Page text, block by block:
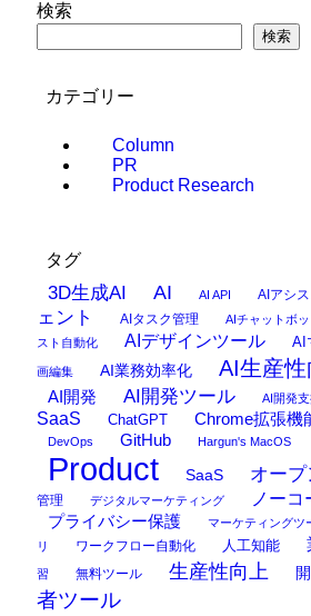
検索
検索
カテゴリー
Column
PR
Product Research
タグ
3D生成AI AI AI API AIアシ
ェント
AIタスク管理 AIチャットボッ
スト自動化
AIデザインツール AI
画編集 AI業務効率化 AI生産性
AI開発 AI開発ツール AI開発支
SaaS
ChatGPT Chrome拡張機
DevOps GitHub Hargun's MacOS
Product SaaS オープ
管理
デジタルマーケティング ノーコ
プライバシー保護 マーケティングツ
リ
ワークフロー自動化 人工知能
習 無料ツール 生産性向上
者ツール